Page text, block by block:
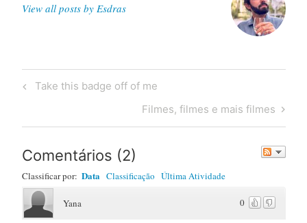
View all posts by Esdras
Post
Previous
Take this badge off of me
Next
Post
Filmes, filmes e mais filmes
Comentários (2)
Classificar por: Data Classificação Última Atividade
0
Yana